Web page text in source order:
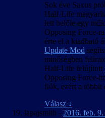
Sok éve Saxus
Half-Life
lett belőle egy
Opposing Force-
érte el a kiadható
Update Mod
minőségben
Half-Life felújított
Opposing Force-
fiúk, ezért a többit
Válasz ↓
lapajsmith - 2016. feb.